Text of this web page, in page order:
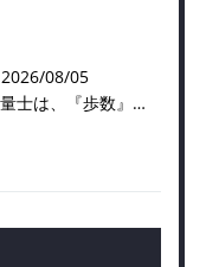
2026/08/05
測量士は、『歩数』も大事！？